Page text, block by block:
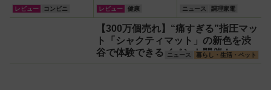
しいのに1日分の
ビタミンもとれる
レビュー コンビニ
高血圧・関節痛を
撃退する簡単習慣
【2026年最新
版】
レビュー 健康
『くだもの
Vinegar（ビネガ
ー）』が登場！ス
ッキリ美味しくて
どハマり確定
ニュース 調理家電
【300万個売れ】“痛すぎる”指圧マッ
ト「シャクティマット」の新色を渋
谷で体験できるイベント開催！
ニュース 暮らし・生活・ペット